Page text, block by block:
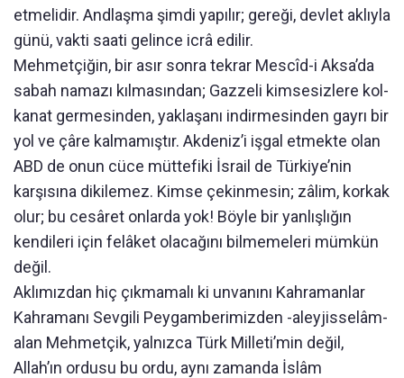
etmelidir. Andlaşma şimdi yapılır; gereği, devlet aklıyla
günü, vakti saati gelince icrâ edilir.
Mehmetçiğin, bir asır sonra tekrar Mescîd-i Aksa’da
sabah namazı kılmasından; Gazzeli kimsesizlere kol-
kanat germesinden, yaklaşanı indirmesinden gayrı bir
yol ve çâre kalmamıştır. Akdeniz’i işgal etmekte olan
ABD de onun cüce müttefiki İsrail de Türkiye’nin
karşısına dikilemez. Kimse çekinmesin; zâlim, korkak
olur; bu cesâret onlarda yok! Böyle bir yanlışlığın
kendileri için felâket olacağını bilmemeleri mümkün
değil.
Aklımızdan hiç çıkmamalı ki unvanını Kahramanlar
Kahramanı Sevgili Peygamberimizden -aleyjisselâm-
alan Mehmetçik, yalnızca Türk Milleti’min değil,
Allah’ın ordusu bu ordu, aynı zamanda İslâm